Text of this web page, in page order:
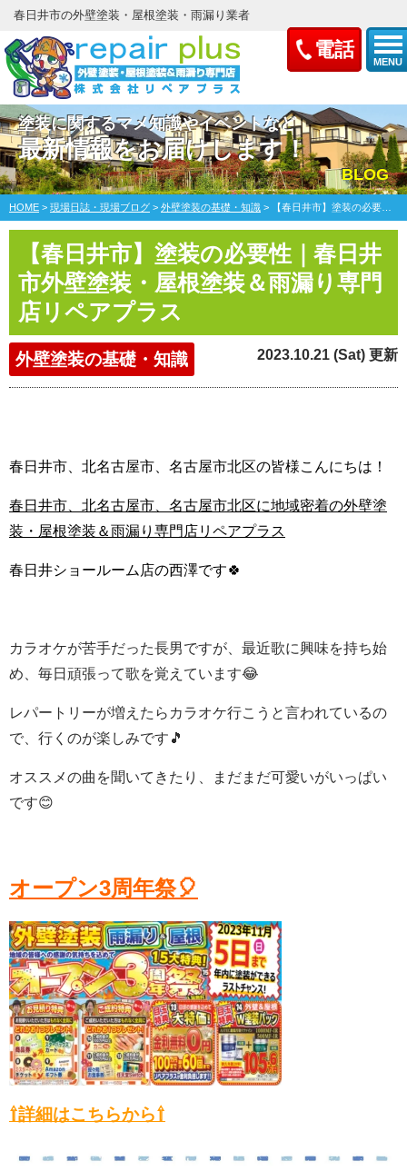
電話
MENU
春日井市の外壁塗装・屋根塗装・雨漏り業者
塗装に関するマメ知識やイベントなど
最新情報をお届けします！
BLOG
HOME > 現場日誌・現場ブログ > 外壁塗装の基礎・知識 > 【春日井市】塗装の必要性｜春日井市外壁塗装・屋根塗装＆雨漏り専門店リペアプラス
【春日井市】塗装の必要性｜春日井
市外壁塗装・屋根塗装＆雨漏り専門
店リペアプラス
外壁塗装の基礎・知識 2023.10.21 (Sat) 更新
春日井市、北名古屋市、名古屋市北区の皆様こんにちは！
春日井市、北名古屋市、名古屋市北区に地域密着の外壁塗
装・屋根塗装＆雨漏り専門店リペアプラス
春日井ショールーム店の西澤です🍀
カラオケが苦手だった長男ですが、最近歌に興味を持ち始
め、毎日頑張って歌を覚えています😂
レパートリーが増えたらカラオケ行こうと言われているの
で、行くのが楽しみです🎵
オススメの曲を聞いてきたり、まだまだ可愛いがいっぱい
です😊
オープン3周年祭🎈
⇧詳細はこちらから⇧